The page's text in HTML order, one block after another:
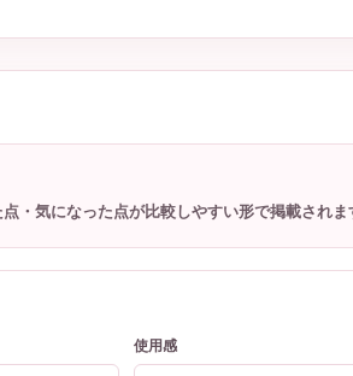
・気になった点が比較しやすい形で掲載されま
使用感